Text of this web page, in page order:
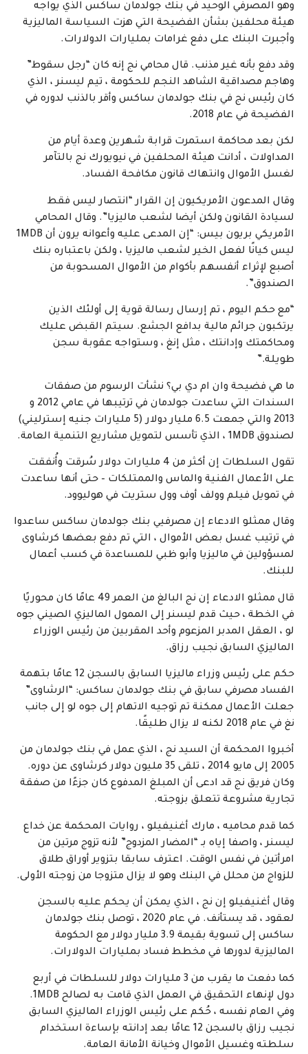
وهو المصرفي الوحيد في بنك جولدمان ساكس الذي يواجه
هيئة محلفين بشأن الفضيحة التي هزت السياسة الماليزية
وأجبرت البنك على دفع غرامات بمليارات الدولارات.
وقد دفع بأنه غير مذنب. قال محامي نج إنه كان “رجل سقوط”
وهاجم مصداقية الشاهد النجم للحكومة ، تيم ليسنر ، الذي
كان رئيس نج في بنك جولدمان ساكس وأقر بالذنب لدوره في
الفضيحة في عام 2018.
لكن بعد محاكمة استمرت قرابة شهرين وعدة أيام من
المداولات ، أدانت هيئة المحلفين في نيويورك نج بالتآمر
لغسل الأموال وانتهاك قانون مكافحة الفساد.
وقال المدعون الأمريكيون إن القرار “انتصار ليس فقط
لسيادة القانون ولكن أيضا لشعب ماليزيا”. وقال المحامي
الأمريكي بريون بيس: “إن المدعى عليه وأعوانه يرون أن 1MDB
ليس كيانًا لفعل الخير لشعب ماليزيا ، ولكن باعتباره بنك
أصبع لإثراء أنفسهم بأكوام من الأموال المسحوبة من
الصندوق”.
“مع حكم اليوم ، تم إرسال رسالة قوية إلى أولئك الذين
يرتكبون جرائم مالية بدافع الجشع. سيتم القبض عليك
ومحاكمتك وإدانتك ، مثل إنغ ، وستواجه عقوبة سجن
طويلة.”
ما هي فضيحة وان ام دي بي؟ نشأت الرسوم من صفقات
السندات التي ساعدت جولدمان في ترتيبها في عامي 2012 و
2013 والتي جمعت 6.5 مليار دولار (5 مليارات جنيه إسترليني)
لصندوق 1MDB ، الذي تأسس لتمويل مشاريع التنمية العامة.
تقول السلطات إن أكثر من 4 مليارات دولار سُرقت وأُنفقت
على الأعمال الفنية والماس والممتلكات – حتى أنها ساعدت
في تمويل فيلم وولف أوف وول ستريت في هوليوود.
وقال ممثلو الادعاء إن مصرفيي بنك جولدمان ساكس ساعدوا
في ترتيب غسل بعض الأموال ، التي تم دفع بعضها كرشاوى
لمسؤولين في ماليزيا وأبو ظبي للمساعدة في كسب أعمال
للبنك.
قال ممثلو الادعاء إن نج البالغ من العمر 49 عامًا كان محوريًا
في الخطة ، حيث قدم ليسنر إلى الممول الماليزي الصيني جوه
لو ، العقل المدبر المزعوم وأحد المقربين من رئيس الوزراء
الماليزي السابق نجيب رزاق.
حكم على رئيس وزراء ماليزيا السابق بالسجن 12 عامًا بتهمة
الفساد مصرفي سابق في بنك جولدمان ساكس: “الرشاوى”
جعلت الأعمال ممكنة تم توجيه الاتهام إلى جوه لو إلى جانب
نغ في عام 2018 لكنه لا يزال طليقًا.
أخبروا المحكمة أن السيد نج ، الذي عمل في بنك جولدمان من
2005 إلى مايو 2014 ، تلقى 35 مليون دولار كرشاوى عن دوره.
وكان فريق نج قد ادعى أن المبلغ المدفوع كان جزءًا من صفقة
تجارية مشروعة تتعلق بزوجته.
كما قدم محاميه ، مارك أغنيفيلو ، روايات المحكمة عن خداع
ليسنر ، واصفا إياه بـ “المضار المزدوج” لأنه تزوج مرتين من
امرأتين في نفس الوقت. اعترف سابقا بتزوير أوراق طلاق
للزواج من محلل في البنك وهو لا يزال متزوجا من زوجته الأولى.
وقال أغنيفيلو إن نج ، الذي يمكن أن يحكم عليه بالسجن
لعقود ، قد يستأنف. في عام 2020 ، توصل بنك جولدمان
ساكس إلى تسوية بقيمة 3.9 مليار دولار مع الحكومة
الماليزية لدورها في مخطط فساد بمليارات الدولارات.
كما دفعت ما يقرب من 3 مليارات دولار للسلطات في أربع
دول لإنهاء التحقيق في العمل الذي قامت به لصالح 1MDB.
وفي العام نفسه ، حُكم على رئيس الوزراء الماليزي السابق
نجيب رزاق بالسجن 12 عامًا بعد إدانته بإساءة استخدام
سلطته وغسيل الأموال وخيانة الأمانة العامة.